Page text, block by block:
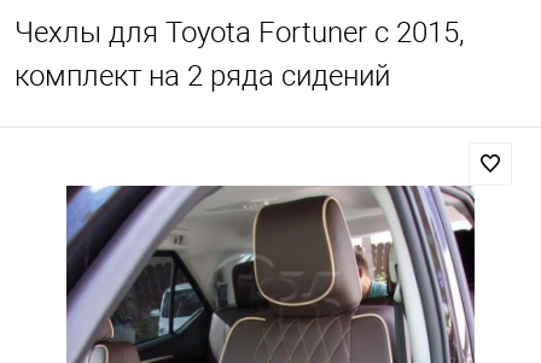
Чехлы для Toyota Fortuner с 2015,
комплект на 2 ряда сидений